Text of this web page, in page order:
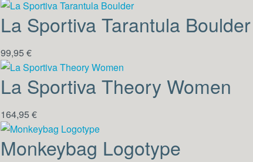
La Sportiva Tarantula Boulder
99,95 €
La Sportiva Theory Women
164,95 €
Monkeybag Logotype